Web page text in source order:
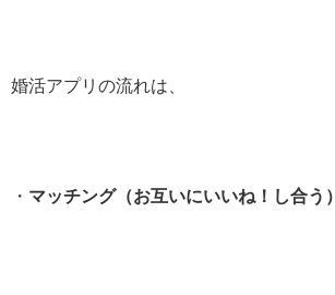
婚活アプリの流れは、
・ マッチング（お互いにいいね！し合う）